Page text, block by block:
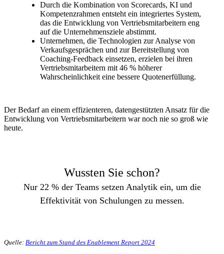
Durch die Kombination von Scorecards, KI und
Kompetenzrahmen entsteht ein integriertes System,
das die Entwicklung von Vertriebsmitarbeitern eng
auf die Unternehmensziele abstimmt.
Unternehmen, die Technologien zur Analyse von
Verkaufsgesprächen und zur Bereitstellung von
Coaching-Feedback einsetzen, erzielen bei ihren
Vertriebsmitarbeitern mit 46 % höherer
Wahrscheinlichkeit eine bessere Quotenerfüllung.
Der Bedarf an einem effizienteren, datengestützten Ansatz für die
Entwicklung von Vertriebsmitarbeitern war noch nie so groß wie
heute.
Wussten Sie schon?
Nur 22 % der Teams setzen Analytik ein, um die
Effektivität von Schulungen zu messen.
Quelle: Bericht zum Stand des Enablement Report 2024